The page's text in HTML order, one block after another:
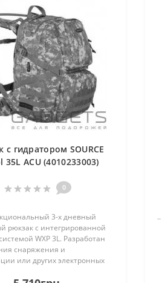
с гидратором SOURCE
35L ACU (4010233003)
0
3-х дневный
рюкзак с интегрированной
WXP 3L. Разработан
снаряжения и
или других электронных
..